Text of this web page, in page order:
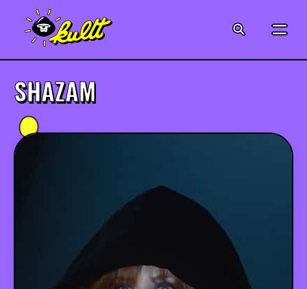
CRÉATION
JEUX-VIDÉO
SHAZAM